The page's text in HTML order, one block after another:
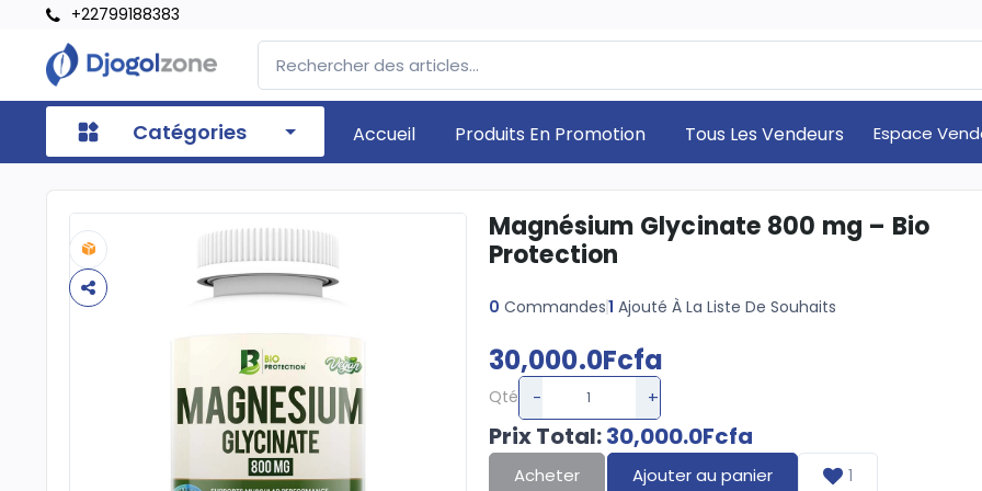
+22799188383
Catégories Accueil Produits En Promotion Tous Les Vendeurs Espace
Magnésium Glycinate 800 mg – Bio
Protection
0 Commandes1 Ajouté À La Liste De Souhaits
30,000.0Fcfa
Qté - +
Prix Total:30,000.0Fcfa
Acheter Ajouter au panier 1